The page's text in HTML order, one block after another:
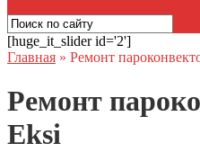
[huge_it_slider id='2']
Главная » Ремонт
Ремонт
Eksi